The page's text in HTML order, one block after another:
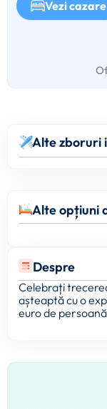
Vezi cazare
Alte zboruri
Alte opțiuni
Despre
Celebrați
așteaptă cu o
euro de